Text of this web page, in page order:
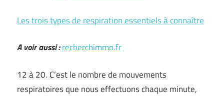
Les trois types de respiration essentiels à connaître
A voir aussi :recherchimmo.fr
12 à 20. C’est le nombre de mouvements
respiratoires que nous effectuons chaque minute,